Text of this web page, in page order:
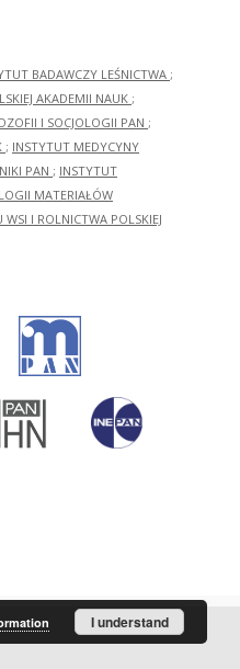
BADAWCZY LEŚNICTWA ;
AKADEMII NAUK ;
I SOCJOLOGII PAN ;
; INSTYTUT MEDYCYNY
PAN ; INSTYTUT
MATERIAŁÓW
I ROLNICTWA POLSKIEJ
I understand